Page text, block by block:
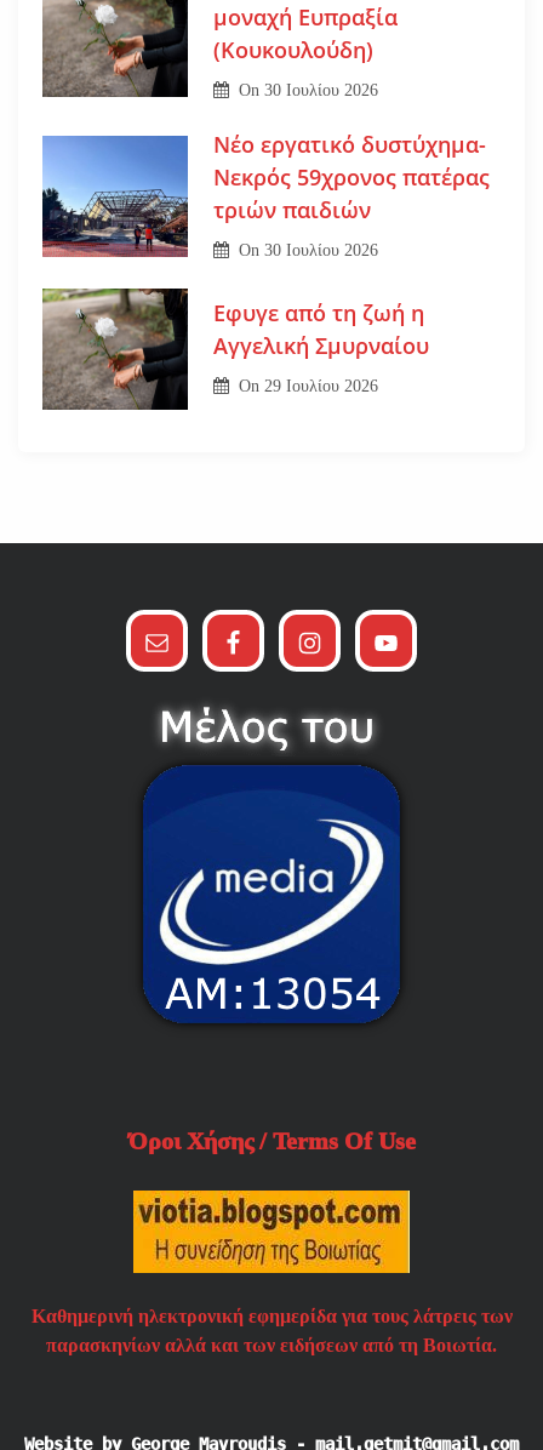
μοναχή Ευπραξία
(Κουκουλούδη)
On30 Ιουλίου 2026
Νέο εργατικό δυστύχημα-
Νεκρός 59χρονος πατέρας
τριών παιδιών
On30 Ιουλίου 2026
Εφυγε από τη ζωή η
Αγγελική Σμυρναίου
On29 Ιουλίου 2026
Όροι Χήσης / Terms Of Use
Καθημερινή ηλεκτρονική εφημερίδα για τους λάτρεις των
παρασκηνίων αλλά και των ειδήσεων από τη Βοιωτία.
Website by George Mavroudis - mail.getmit@gmail.com